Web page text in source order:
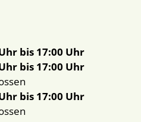
bis 17:00 Uhr
bis 17:00 Uhr
bis 17:00 Uhr